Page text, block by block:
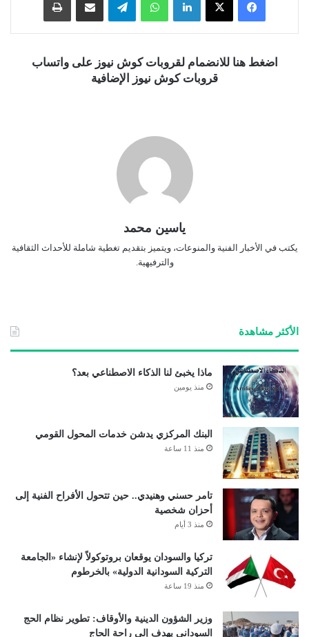
اضغط هنا للانضمام لقروبات كوش نيوز على واتساب
قروبات كوش نيوز الإضافية
ياسين محمد
يكتب في الأخبار الفنية والمنوعات، ويتميز بتقديم تغطية شاملة للأحداث الثقافية
والترفيهية.
الأكثر مشاهدة
ماذا يخبئ لنا الذكاء الاصطناعي بعد؟
منذ يومين
البنك المركزي يدشن خدمات المحول القومي
منذ 11 ساعة
تامر حسني وهنيدي.. حين تتحول الأفراح الفنية إلى
أحزان شخصية
منذ 3 أيام
تركيا والسودان يوقعان بروتوكولاً لإنشاء «الجامعة
التركية السودانية الدولية» بالخرطوم
منذ 19 ساعة
وزير الشؤون الدينية والأوقاف: تطوير نظام الحج
السوداني يهدف إلى راحة الحاج